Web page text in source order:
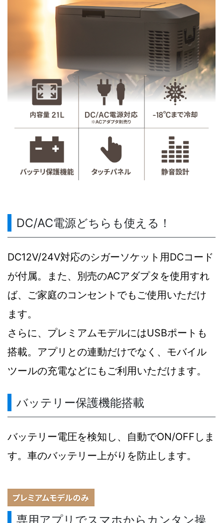
DC/AC電源どちらも使える！
DC12V/24V対応のシガーソケット用DCコード
が付属。また、別売のACアダプタを使用すれ
ば、ご家庭のコンセントでもご使用いただけ
ます。
さらに、プレミアムモデルにはUSBポートも
搭載。アプリとの連動だけでなく、モバイル
ツールの充電などにもご利用いただけます。
バッテリー保護機能搭載
バッテリー電圧を検知し、自動でON/OFFしま
す。車のバッテリー上がりを防止します。
専用アプリでスマホからカンタン操